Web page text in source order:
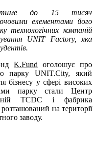
до 15 тисяч
елементами його
технологічних компаній
UNIT Factory, яка
K.Fund оголошує про
парку UNIT.City, який
бізнесу у сфері високих
парку стали Центр
TCDC і фабрика
на території
заводу.